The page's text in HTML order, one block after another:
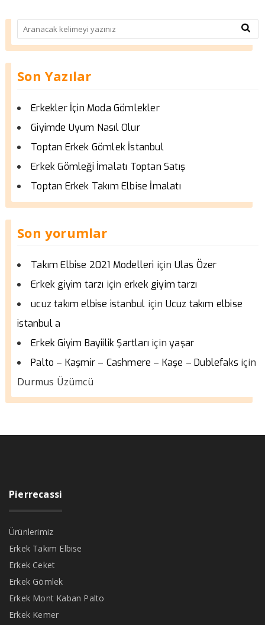
Son Yazılar
Erkekler İçin Moda Gömlekler
Giyimde Uyum Nasıl Olur
Toptan Erkek Gömlek İstanbul
Erkek Gömleği İmalatı Toptan Satış
Toptan Erkek Takım Elbise İmalatı
Son yorumlar
Takım Elbise 2021 Modelleri için Ulas Özer
Erkek giyim tarzı için erkek giyim tarzı
ucuz takım elbise istanbul için Ucuz takım elbise
istanbul a
Erkek Giyim Bayiilik Şartları içinyaşar
Palto – Kaşmir – Cashmere – Kaşe – Dublefaks için
Durmus Üzümcü
Pierrecassi
Ürünlerimiz
Erkek Takım Elbise
Erkek Ceket
Erkek Gömlek
Erkek Mont Kaban Palto
Erkek Kemer